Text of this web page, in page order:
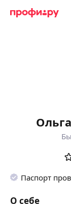
Паспорт
О себе